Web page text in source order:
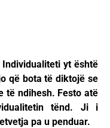
yt është
që bota të diktojë se
të ndihesh. Festo atë
tënd. Ji i
pa u penduar.